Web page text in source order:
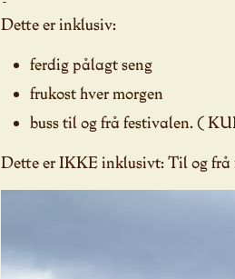
Dette er inklusiv:
ferdig pålagt seng
frukost hver morgen
buss til og frå festivalen. (
Dette er IKKE inklusivt: Til og